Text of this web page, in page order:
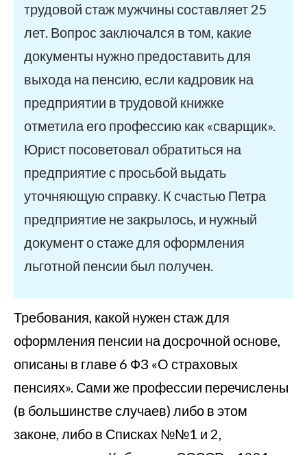
трудовой стаж мужчины составляет 25
лет. Вопрос заключался в том, какие
документы нужно предоставить для
выхода на пенсию, если кадровик на
предприятии в трудовой книжке
отметила его профессию как «сварщик».
Юрист посоветовал обратиться на
предприятие с просьбой выдать
уточняющую справку. К счастью Петра
предприятие не закрылось, и нужный
документ о стаже для оформления
льготной пенсии был получен.
Требования, какой нужен стаж для
оформления пенсии на досрочной основе,
описаны в главе 6 ФЗ «О страховых
пенсиях». Сами же профессии перечислены
(в большинстве случаев) либо в этом
законе, либо в Списках №№1 и 2,